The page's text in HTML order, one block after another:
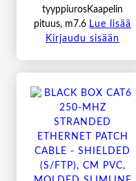
tyyppiurosKaapelin
pituus, m7.6 Lue lisää
Kirjaudu sisään